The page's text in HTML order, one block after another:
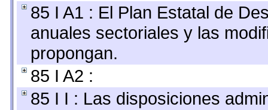
85 I A1 : El Plan Estatal de
anuales sectoriales y las
propongan.
85 I A2 :
85 I I : Las disposiciones